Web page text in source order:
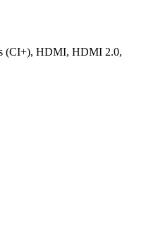
(CI+), HDMI, HDMI 2.0,